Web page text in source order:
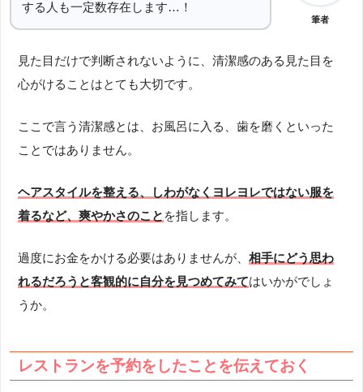
する人も一定数存在します…！
筆者
見た目だけで判断されないように、清潔感のある見た目を
心がけることはとても大切です。
ここで言う清潔感とは、お風呂に入る、歯を磨くといった
ことではありません。
ヘアスタイルを整える、しわがなくヨレヨレではない服を
着るなど、爽やかさのこと を指します。
過度にお金をかける必要はありませんが、相手にどう思わ
れるだろうと客観的に自分を見つめてみてはいかがでしょ
うか。
レストランを予約をしたことを伝えておく